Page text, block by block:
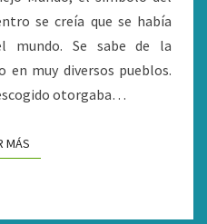
se creía que se había
mundo. Se sabe de la
en muy diversos pueblos.
otorgaba…
MÁSLEER MÁS